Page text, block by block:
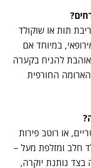
תות או שוקולד
במיוחד אם
להניח בקערה
החורפית
או רוטב פירות
חלב ומזלפת מעל –
בצד נותנת יוקרה,